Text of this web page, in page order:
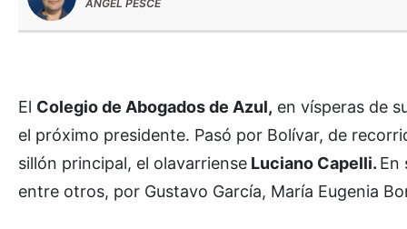
ÁNGEL PESCE
El Colegio de Abogados de Azul, en vísperas de
el próximo presidente. Pasó por Bolívar, de
sillón principal, el olavarriense Luciano Capelli. En
entre otros, por Gustavo García, María Eugenia